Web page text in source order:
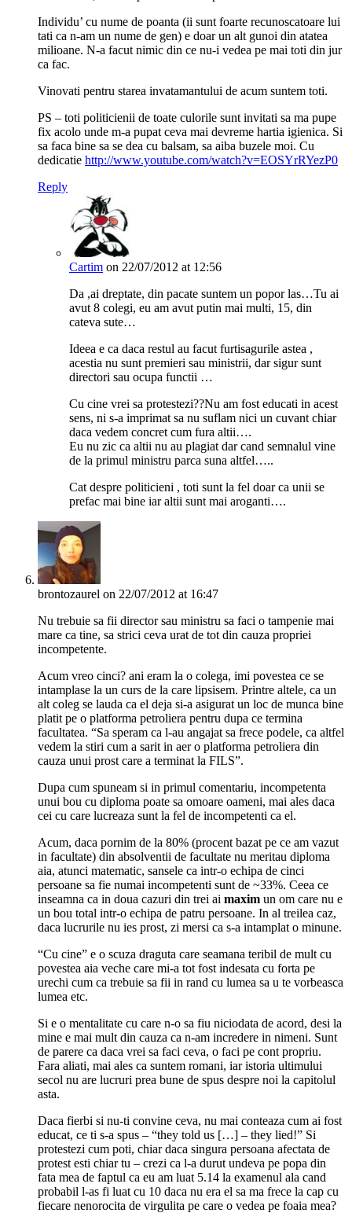
Individu’ cu nume de poanta (ii sunt foarte recunoscatoare lui
tati ca n-am un nume de gen) e doar un alt gunoi din atatea
milioane. N-a facut nimic din ce nu-i vedea pe mai toti din jur
ca fac.
Vinovati pentru starea invatamantului de acum suntem toti.
PS – toti politicienii de toate culorile sunt invitati sa ma pupe
fix acolo unde m-a pupat ceva mai devreme hartia igienica. Si
sa faca bine sa se dea cu balsam, sa aiba buzele moi. Cu
dedicatie http://www.youtube.com/watch?v=EOSYrRYezP0
Reply
Cartim on 22/07/2012 at 12:56
Da ,ai dreptate, din pacate suntem un popor las…Tu ai
avut 8 colegi, eu am avut putin mai multi, 15, din
cateva sute…
Ideea e ca daca restul au facut furtisagurile astea ,
acestia nu sunt premieri sau ministrii, dar sigur sunt
directori sau ocupa functii …
Cu cine vrei sa protestezi??Nu am fost educati in acest
sens, ni s-a imprimat sa nu suflam nici un cuvant chiar
daca vedem concret cum fura altii….
Eu nu zic ca altii nu au plagiat dar cand semnalul vine
de la primul ministru parca suna altfel…..
Cat despre politicieni , toti sunt la fel doar ca unii se
prefac mai bine iar altii sunt mai aroganti….
brontozaurel on 22/07/2012 at 16:47
Nu trebuie sa fii director sau ministru sa faci o tampenie mai
mare ca tine, sa strici ceva urat de tot din cauza propriei
incompetente.
Acum vreo cinci? ani eram la o colega, imi povestea ce se
intamplase la un curs de la care lipsisem. Printre altele, ca un
alt coleg se lauda ca el deja si-a asigurat un loc de munca bine
platit pe o platforma petroliera pentru dupa ce termina
facultatea. “Sa speram ca l-au angajat sa frece podele, ca altfel
vedem la stiri cum a sarit in aer o platforma petroliera din
cauza unui prost care a terminat la FILS”.
Dupa cum spuneam si in primul comentariu, incompetenta
unui bou cu diploma poate sa omoare oameni, mai ales daca
cei cu care lucreaza sunt la fel de incompetenti ca el.
Acum, daca pornim de la 80% (procent bazat pe ce am vazut
in facultate) din absolventii de facultate nu meritau diploma
aia, atunci matematic, sansele ca intr-o echipa de cinci
persoane sa fie numai incompetenti sunt de ~33%. Ceea ce
inseamna ca in doua cazuri din trei ai maxim un om care nu e
un bou total intr-o echipa de patru persoane. In al treilea caz,
daca lucrurile nu ies prost, zi mersi ca s-a intamplat o minune.
“Cu cine” e o scuza draguta care seamana teribil de mult cu
povestea aia veche care mi-a tot fost indesata cu forta pe
urechi cum ca trebuie sa fii in rand cu lumea sa u te vorbeasca
lumea etc.
Si e o mentalitate cu care n-o sa fiu niciodata de acord, desi la
mine e mai mult din cauza ca n-am incredere in nimeni. Sunt
de parere ca daca vrei sa faci ceva, o faci pe cont propriu.
Fara aliati, mai ales ca suntem romani, iar istoria ultimului
secol nu are lucruri prea bune de spus despre noi la capitolul
asta.
Daca fierbi si nu-ti convine ceva, nu mai conteaza cum ai fost
educat, ce ti s-a spus – “they told us […] – they lied!” Si
protestezi cum poti, chiar daca singura persoana afectata de
protest esti chiar tu – crezi ca l-a durut undeva pe popa din
fata mea de faptul ca eu am luat 5.14 la examenul ala cand
probabil l-as fi luat cu 10 daca nu era el sa ma frece la cap cu
fiecare nenorocita de virgulita pe care o vedea pe foaia mea?